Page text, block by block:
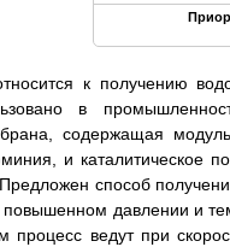
к получению
в
содержащая
и каталитическое
способ
повышенном давлении и
процесс ведут при